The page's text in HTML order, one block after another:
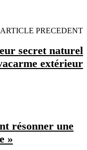
ARTICLE PRECEDENT
secret naturel
extérieur
résonner une
»